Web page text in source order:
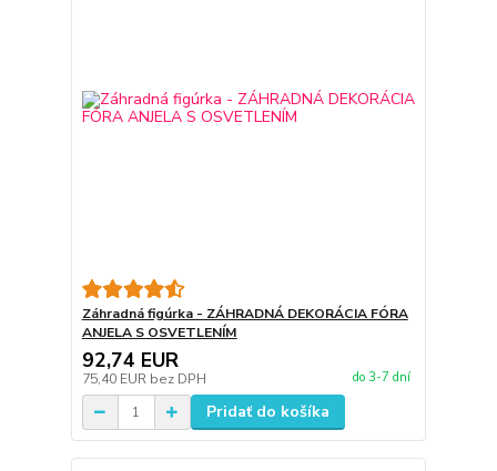
Záhradná figúrka - ZÁHRADNÁ DEKORÁCIA FÓRA
ANJELA S OSVETLENÍM
92,74 EUR
75,40 EUR bez DPH do 3-7 dní
Pridať do košíka